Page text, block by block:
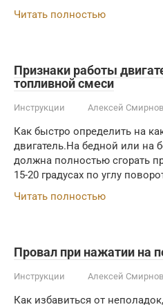
Читать полностью
Признаки работы
топливной смеси
Инструкции Алексей Смирнов
Как быстро определить на
двигатель.На бедной или на
должна полностью сгорать
15-20 градусах по углу
Читать полностью
Провал при нажатии на
Инструкции Алексей Смирнов
Как избавиться от